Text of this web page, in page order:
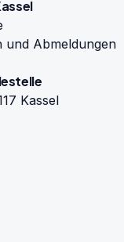
und Abmeldungen
Kassel